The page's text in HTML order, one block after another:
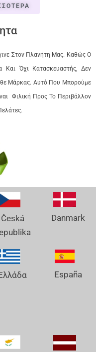
Στον Πλανήτη Μας. Καθώς Ο
Και Όχι Κατασκευαστής, Δεν
Μάρκας. Αυτό Που Μπορούμε
Φιλική Προς Το Περιβάλλον
Česká
Danmark
España